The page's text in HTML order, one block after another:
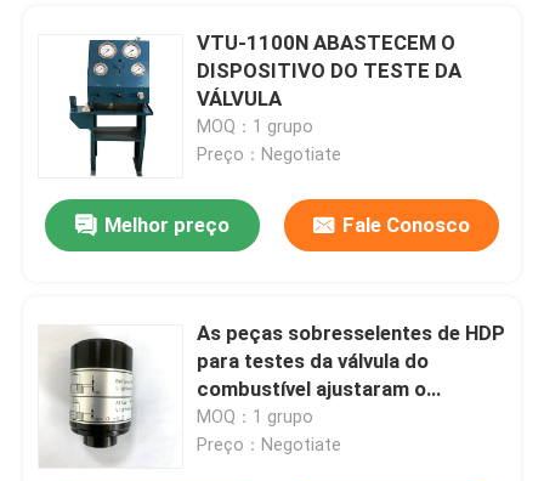
VTU-1100N ABASTECEM O
DISPOSITIVO DO TESTE DA
VÁLVULA
MOQ：1 grupo
Preço：Negotiate
Melhor preço Fale Conosco
As peças sobresselentes de HDP
para testes da válvula do
combustível ajustaram o
alojamento da mola completo
MOQ：1 grupo
Preço：Negotiate